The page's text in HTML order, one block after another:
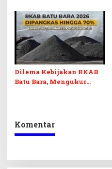
dan Pelunasan Utang
Infrastruktur
Dilema Kebijakan RKAB
Batu Bara, Mengukur
Komentar